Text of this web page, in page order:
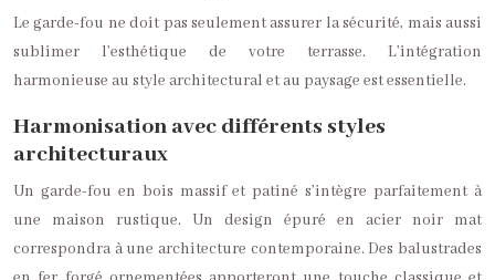
Le garde-fou ne doit pas seulement assurer la sécurité, mais aussi
sublimer l’esthétique de votre terrasse. L’intégration
harmonieuse au style architectural et au paysage est essentielle.
Harmonisation avec différents styles
architecturaux
Un garde-fou en bois massif et patiné s’intègre parfaitement à
une maison rustique. Un design épuré en acier noir mat
correspondra à une architecture contemporaine. Des balustrades